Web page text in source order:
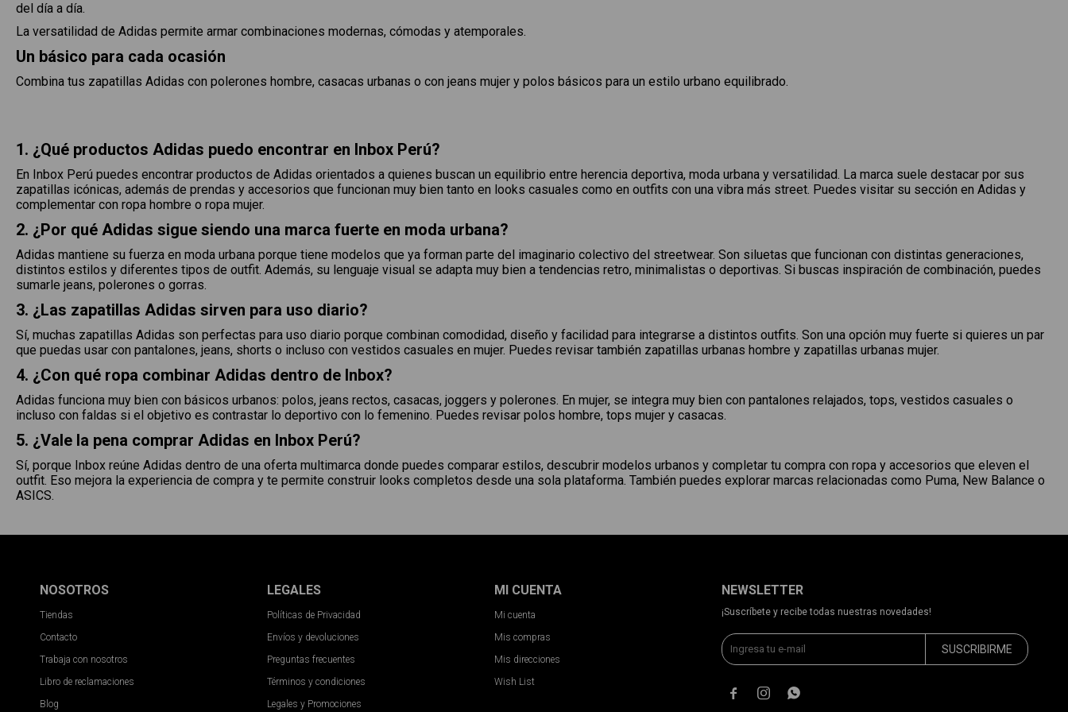
del día a día.
La versatilidad de Adidas permite armar combinaciones modernas, cómodas y atemporales.
Un básico para cada ocasión
Combina tus zapatillas Adidas con polerones hombre, casacas urbanas o con jeans mujer y polos básicos para un estilo urbano equilibrado.
1. ¿Qué productos Adidas puedo encontrar en Inbox Perú?
En Inbox Perú puedes encontrar productos de Adidas orientados a quienes buscan un equilibrio entre herencia deportiva, moda urbana y versatilidad. La marca suele destacar por sus
zapatillas icónicas, además de prendas y accesorios que funcionan muy bien tanto en looks casuales como en outfits con una vibra más street. Puedes visitar su sección en Adidas y
complementar con ropa hombre o ropa mujer.
2. ¿Por qué Adidas sigue siendo una marca fuerte en moda urbana?
Adidas mantiene su fuerza en moda urbana porque tiene modelos que ya forman parte del imaginario colectivo del streetwear. Son siluetas que funcionan con distintas generaciones,
distintos estilos y diferentes tipos de outfit. Además, su lenguaje visual se adapta muy bien a tendencias retro, minimalistas o deportivas. Si buscas inspiración de combinación, puedes
sumarle jeans, polerones o gorras.
3. ¿Las zapatillas Adidas sirven para uso diario?
Sí, muchas zapatillas Adidas son perfectas para uso diario porque combinan comodidad, diseño y facilidad para integrarse a distintos outfits. Son una opción muy fuerte si quieres un par
que puedas usar con pantalones, jeans, shorts o incluso con vestidos casuales en mujer. Puedes revisar también zapatillas urbanas hombre y zapatillas urbanas mujer.
4. ¿Con qué ropa combinar Adidas dentro de Inbox?
Adidas funciona muy bien con básicos urbanos: polos, jeans rectos, casacas, joggers y polerones. En mujer, se integra muy bien con pantalones relajados, tops, vestidos casuales o
incluso con faldas si el objetivo es contrastar lo deportivo con lo femenino. Puedes revisar polos hombre, tops mujer y casacas.
5. ¿Vale la pena comprar Adidas en Inbox Perú?
Sí, porque Inbox reúne Adidas dentro de una oferta multimarca donde puedes comparar estilos, descubrir modelos urbanos y completar tu compra con ropa y accesorios que eleven el
outfit. Eso mejora la experiencia de compra y te permite construir looks completos desde una sola plataforma. También puedes explorar marcas relacionadas como Puma, New Balance o
ASICS.
NOSOTROS
Tiendas
Contacto
Trabaja con nosotros
Libro de reclamaciones
Blog
LEGALES
Políticas de Privacidad
Envíos y devoluciones
Preguntas frecuentes
Términos y condiciones
Legales y Promociones
MI CUENTA
Mi cuenta
Mis compras
Mis direcciones
Wish List
NEWSLETTER
¡Suscríbete y recibe todas nuestras novedades!
SUSCRIBIRME
  